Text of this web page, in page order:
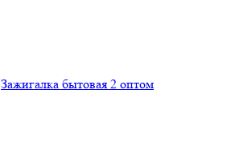
Зажигалка бытовая 2 оптом